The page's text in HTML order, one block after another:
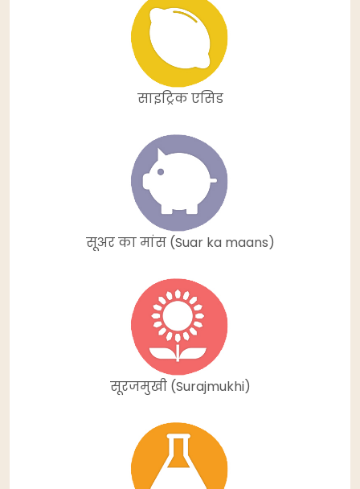
साइट्रिक एसिड
सूअर का मांस (Suar ka maans)
सूरजमुखी (Surajmukhi)